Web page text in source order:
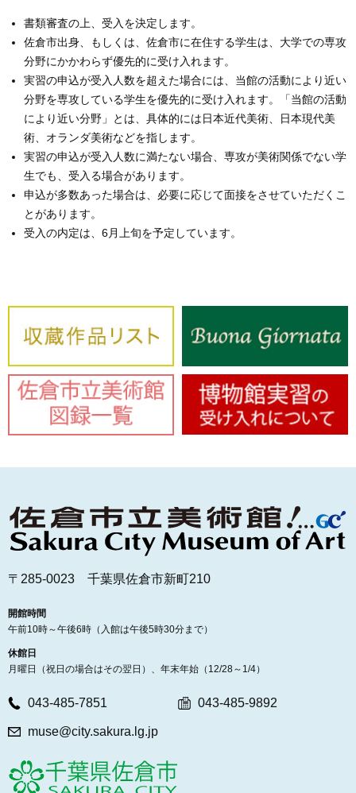
書類審査の上、受入を決定します。
佐倉市出身、もしくは、佐倉市に在住する学生は、大学での専攻
分野にかかわらず優先的に受け入れます。
実習の申込が受入人数を超えた場合には、当館の活動により近い
分野を専攻している学生を優先的に受け入れます。「当館の活動
により近い分野」とは、具体的には日本近代美術、日本現代美
術、オランダ美術などを指します。
実習の申込が受入人数に満たない場合、専攻が美術関係でない学
生でも、受入る場合があります。
申込が多数あった場合は、必要に応じて面接をさせていただくこ
とがあります。
受入の内定は、6月上旬を予定しています。
〒285-0023 千葉県佐倉市新町210
開館時間
午前10時～午後6時（入館は午後5時30分まで）
休館日
月曜日（祝日の場合はその翌日）、年末年始（12/28～1/4）
043-485-7851 043-485-9892
muse@city.sakura.lg.jp